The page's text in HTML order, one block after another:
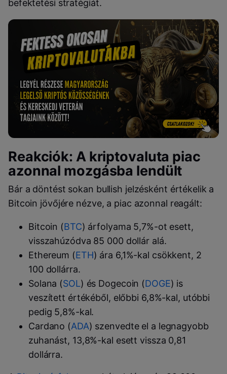
befektetési stratégiát.
Reakciók: A kriptovaluta piac
azonnal mozgásba lendült
Bár a döntést sokan bullish jelzésként értékelik a
Bitcoin jövőjére nézve, a piac azonnal reagált:
Bitcoin (BTC) árfolyama 5,7%-ot esett,
visszahúzódva 85 000 dollár alá.
Ethereum (ETH) ára 6,1%-kal csökkent, 2
100 dollárra.
Solana (SOL) és Dogecoin (DOGE) is
veszített értékéből, előbbi 6,8%-kal, utóbbi
pedig 5,8%-kal.
Cardano (ADA) szenvedte el a legnagyobb
zuhanást, 13,8%-kal esett vissza 0,81
dollárra.